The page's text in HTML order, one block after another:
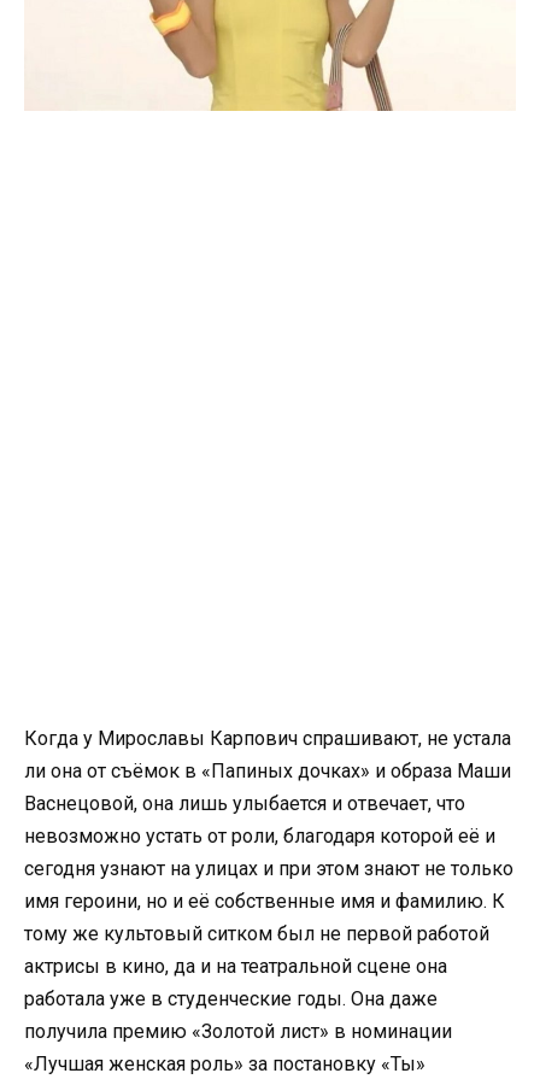
Когда у Мирославы Карпович спрашивают, не устала
ли она от съёмок в «Папиных дочках» и образа Маши
Васнецовой, она лишь улыбается и отвечает, что
невозможно устать от роли, благодаря которой её и
сегодня узнают на улицах и при этом знают не только
имя героини, но и её собственные имя и фамилию. К
тому же культовый ситком был не первой работой
актрисы в кино, да и на театральной сцене она
работала уже в студенческие годы. Она даже
получила премию «Золотой лист» в номинации
«Лучшая женская роль» за постановку «Ты»